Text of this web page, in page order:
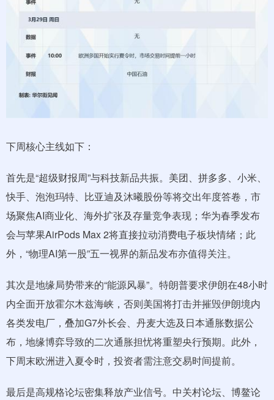
下周核心主线如下：
首先是“超级财报周”与科技新品共振。美团、拼多多、小米、
快手、泡泡玛特、比亚迪及沐曦股份等将交出年度答卷，市
场聚焦AI商业化、海外扩张及存量竞争表现；华为春季发布
会与苹果AirPods Max 2将直接拉动消费电子板块情绪；此
外，“物理AI第一股”五一视界的新品发布亦值得关注。
其次是地缘局势带来的“能源风暴”。特朗普要求伊朗在48小时
内全面开放霍尔木兹海峡，否则美国将打击并摧毁伊朗境内
各类发电厂，叠加G7外长会、丹麦大选及日本通胀数据公
布，地缘博弈导致的二次通胀担忧将重塑央行预期。此外，
下周末欧洲进入夏令时，投资者需注意交易时间提前。
最后是高规格论坛密集释放产业信号。中关村论坛、博鳌论